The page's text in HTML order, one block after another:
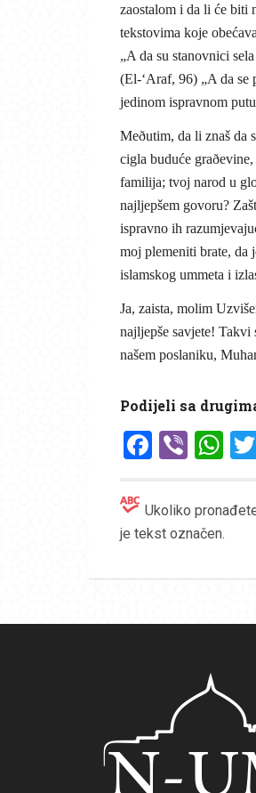
zaostalom i da li će biti
tekstovima koje
„A da su stanovnici
(El-‘Araf, 96) „A da
jedinom ispravnom
Meðutim, da li znaš da
cigla buduće
familija; tvoj narod u
najljepšem govoru?
ispravno ih
moj plemeniti brate, da
islamskog ummeta i
Ja, zaista, molim
najljepše savjete!
našem poslaniku,
Podijeli sa
Viber
Ukoliko
je tekst označen.